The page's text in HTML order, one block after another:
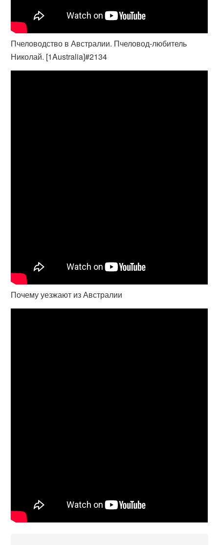
Пчеловодство в Австралии. Пчеловод-любитель
Николай. [1Australia]#2134
Почему уезжают из Австралии